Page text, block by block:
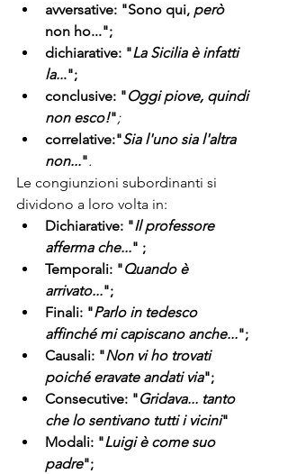
avversative: "Sono qui, però
non ho...";
dichiarative: "La Sicilia è infatti
la...";
conclusive: "Oggi piove, quindi
non esco!";
correlative:"Sia l'uno sia l'altra
non...".
Le congiunzioni subordinanti si
dividono a loro volta in:
Dichiarative: "Il professore
afferma che..." ;
Temporali: "Quando è
arrivato...";
Finali: "Parlo in tedesco
affinché mi capiscano anche...";
Causali: "Non vi ho trovati
poiché eravate andati via";
Consecutive: "Gridava... tanto
che lo sentivano tutti i vicini"
Modali: "Luigi è come suo
padre";